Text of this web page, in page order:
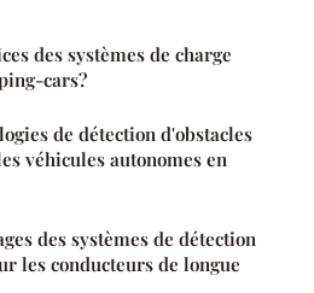
des systèmes de charge
cars?
de détection d'obstacles
véhicules autonomes en
des systèmes de détection
les conducteurs de longue